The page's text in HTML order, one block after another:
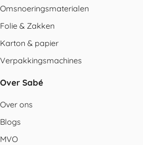
Omsnoeringsmaterialen
Folie & Zakken
Karton & papier
Verpakkingsmachines
Over Sabé
Over ons
Blogs
MVO